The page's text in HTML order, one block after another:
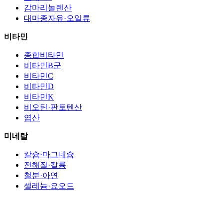
감마리놀렌산
대마종자유·오일류
비타민
종합비타민
비타민B군
비타민C
비타민D
비타민K
비오틴·판토텐산
엽산
미네랄
칼슘·마그네슘
전해질·칼륨
철분·아연
셀레늄·요오드